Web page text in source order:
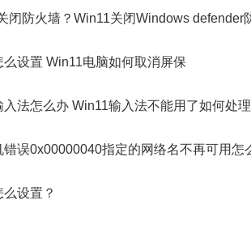
闭防火墙？Win11关闭Windows defender
设置 Win11电脑如何取消屏保
法怎么办 Win11输入法不能用了如何处理
误0x00000040指定的网络名不再可用怎
设置？